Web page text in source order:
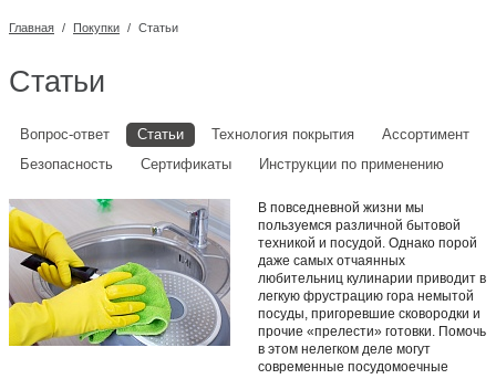
Главная / Покупки / Статьи
Статьи
Вопрос-ответ Статьи Технология покрытия
Ассортимент
Безопасность
Сертификаты Инструкции по применению
В повседневной жизни мы
пользуемся различной бытовой
техникой и посудой. Однако порой
даже самых отчаянных
любительниц кулинарии приводит в
легкую фрустрацию гора немытой
посуды, пригоревшие сковородки и
прочие «прелести» готовки. Помочь
в этом нелегком деле могут
современные посудомоечные